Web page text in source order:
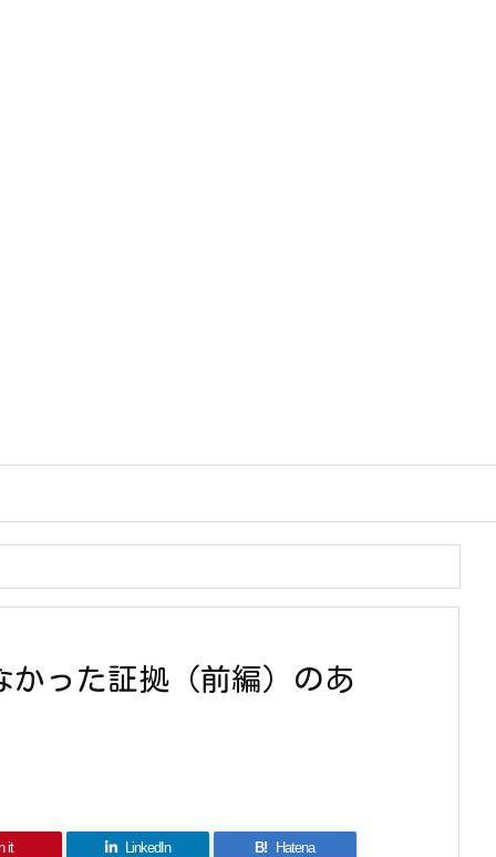
った証拠（前編）のあ
it LinkedIn B! Hatena